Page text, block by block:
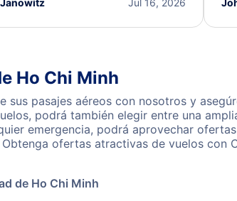
Jul 16, 2026
Ho Chi Minh
sus pasajes aéreos con nosotros y
podrá también elegir entre una
emergencia, podrá aprovechar
ofertas atractivas de vuelos con
de Ho Chi Minh